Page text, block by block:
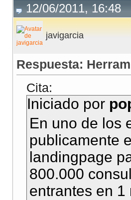
12/06/2011, 16:48
javigarcia
Respuesta:
Cita:
Iniciado por
En uno de los
publicamente
landingpage
800.000
entrantes en 1